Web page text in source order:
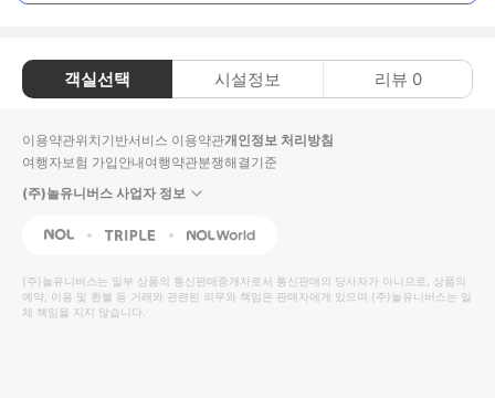
객실선택 시설정보 리뷰 0
이용약관위치기반서비스 이용약관개인정보 처리방침
여행자보험 가입안내여행약관분쟁해결기준
(주)놀유니버스 사업자 정보
NOL Triple Interpark Global
(주)놀유니버스는 일부 상품의 통신판매중개자로서 통신판매의 당사자가 아니므로, 상품의
예약, 이용 및 환불 등 거래와 관련된 의무와 책임은 판매자에게 있으며 (주)놀유니버스는 일
체 책임을 지지 않습니다.